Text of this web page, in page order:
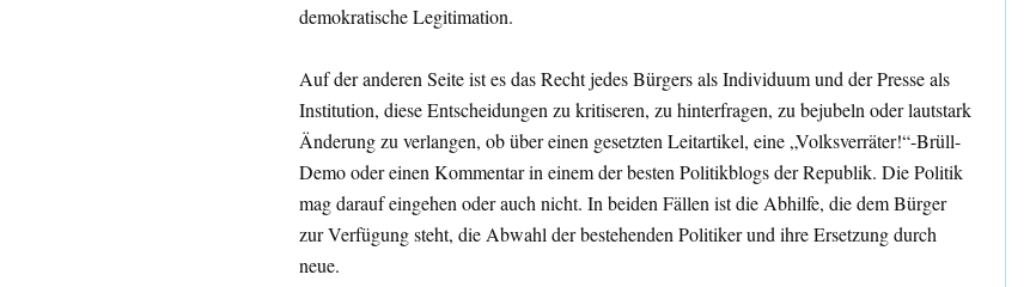
demokratische Legitimation.
Auf der anderen Seite ist es das Recht jedes Bürgers als Individuum und der Presse als
Institution, diese Entscheidungen zu kritiseren, zu hinterfragen, zu bejubeln oder lautstark
Änderung zu verlangen, ob über einen gesetzten Leitartikel, eine „Volksverräter!“-Brüll-
Demo oder einen Kommentar in einem der besten Politikblogs der Republik. Die Politik
mag darauf eingehen oder auch nicht. In beiden Fällen ist die Abhilfe, die dem Bürger
zur Verfügung steht, die Abwahl der bestehenden Politiker und ihre Ersetzung durch
neue.